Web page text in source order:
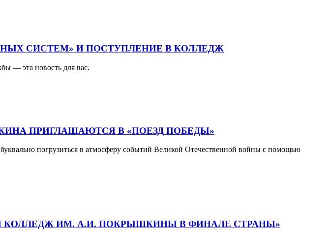
СИСТЕМ» И ПОСТУПЛЕНИЕ В КОЛЛЕДЖ
— эта новость для вас.
ПРИГЛАШАЮТСЯ В «ПОЕЗД ПОБЕДЫ»
погрузиться в атмосферу событий Великой Отечественной войны с помощью
КОЛЛЕДЖ ИМ. А.И. ПОКРЫШКИНЫ В ФИНАЛЕ СТРАНЫ»